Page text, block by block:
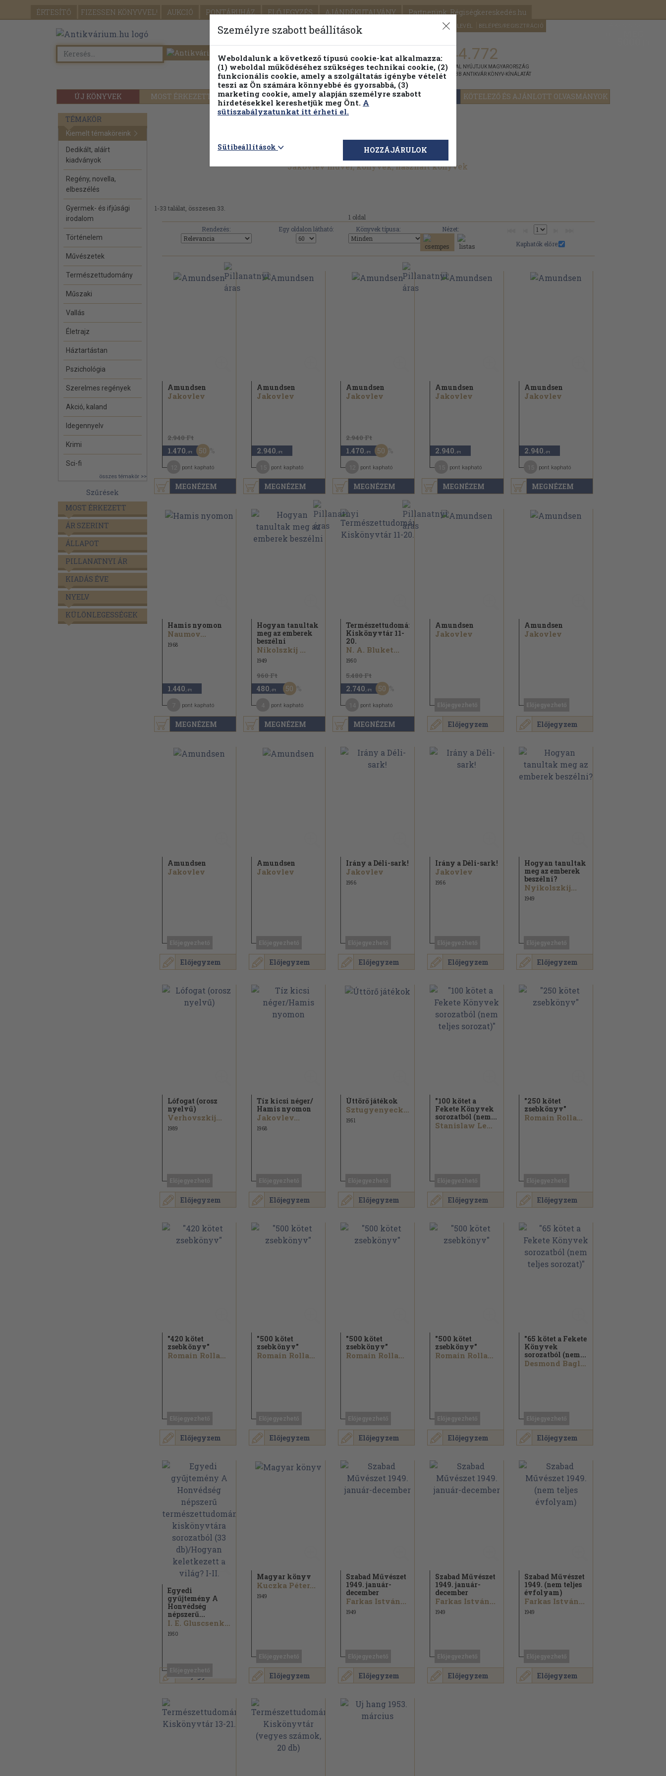
ÉRTESÍTŐ FIZESSEN KÖNYVVEL! AUKCIÓ PONTÁRUHÁZ ELŐJEGYZÉS AJÁNDÉKUTALVÁNY Partnerünk: Régiségkereskedés.hu
SEGÍTSÉG HÍRLEVÉL BELÉPÉS/REGISZTRÁCIÓ
ÚJ KÖNYVEK MOST ÉRKEZETT PILLANATNYI ÁRAINK FENNTARTHATÓ OLVASMÁNYOK KÖTELEZŐ ÉS AJÁNLOTT OLVASMÁNYOK
Részletes kereső Témaköri fa 1.144.772
KIADVÁNNYAL NYÚJTJUK MAGYARORSZÁG
LEGNAGYOBB ANTIKVÁR KÖNYV-KÍNÁLATÁT
TÉMAKÖR
Kiemelt témaköreink
Dedikált, aláírt
kiadványok
Regény, novella,
elbeszélés
Gyermek- és ifjúsági
irodalom
Történelem
Művészetek
Természettudomány
Műszaki
Vallás
Életrajz
Háztartástan
Pszichológia
Szerelmes regények
Akció, kaland
Idegennyelv
Krimi
Sci-fi
összes témakör >>
Szűrések
MOST ÉRKEZETT
ÁR SZERINT
ÁLLAPOT
PILLANATNYI ÁR
KIADÁS ÉVE
NYELV
KÜLÖNLEGESSÉGEK
Jakovlev művei, könyvek, használt könyvek
1-33 találat, összesen 33.
1 oldal
Rendezés:
Egy oldalon látható: Könyvek típusa:
Nézet:
Kaphatók előre:
MEGNÉZEM
Amundsen
Jakovlev
2.940 Ft
1.470 ,-Ft 50
pont kapható
MEGNÉZEM
Amundsen
Jakovlev
2.940 ,-Ft
pont kapható
MEGNÉZEM
Amundsen
Jakovlev
2.940 Ft
1.470 ,-Ft 50
pont kapható
MEGNÉZEM
Amundsen
Jakovlev
2.940 ,-Ft
pont kapható
MEGNÉZEM
Amundsen
Jakovlev
2.940 ,-Ft
pont kapható
MEGNÉZEM
Hamis nyomon
Naumov...
1968
1.440 ,-Ft
pont kapható
MEGNÉZEM
Hogyan tanultak
meg az emberek
beszélni
Nikolszkij ...
1949
960 Ft
480 ,-Ft 50
pont kapható
MEGNÉZEM
Természettudományos
Kiskönyvtár 11-
20.
N. A. Bluket...
1950
5.480 Ft
2.740 ,-Ft 50
pont kapható
Előjegyzem
Amundsen
Jakovlev
Előjegyzem
Amundsen
Jakovlev
Előjegyzem
Amundsen
Jakovlev
Előjegyzem
Amundsen
Jakovlev
Előjegyzem
Irány a Déli-sark!
Jakovlev
1956
Előjegyzem
Irány a Déli-sark!
Jakovlev
1956
Előjegyzem
Hogyan tanultak
meg az emberek
beszélni?
Nyikolszkij...
1949
Előjegyzem
Lófogat (orosz
nyelvű)
Verhovszkij...
1989
Előjegyzem
Tíz kicsi néger/
Hamis nyomon
Jakovlev...
1968
Előjegyzem
Úttörő játékok
Sztugyenyeckij...
1951
Előjegyzem
"100 kötet a
Fekete Könyvek
sorozatból (nem...
Stanislaw Lem...
Előjegyzem
"250 kötet
zsebkönyv"
Romain Rolland...
Előjegyzem
"420 kötet
zsebkönyv"
Romain Rolland...
Előjegyzem
"500 kötet
zsebkönyv"
Romain Rolland...
Előjegyzem
"500 kötet
zsebkönyv"
Romain Rolland...
Előjegyzem
"500 kötet
zsebkönyv"
Romain Rolland...
Előjegyzem
"65 kötet a Fekete
Könyvek
sorozatból (nem...
Desmond Bagley...
Egyedi
gyűjtemény A
Honvédség
népszerű...
I. E. Gluscsenko...
1950
Előjegyzem
Magyar könyv
Kuczka Péter...
1949
Előjegyzem
Szabad Művészet
1949. január-
december
Farkas István...
1949
Előjegyzem
Szabad Művészet
1949. január-
december
Farkas István...
1949
Előjegyzem
Szabad Művészet
1949. (nem teljes
évfolyam)
Farkas István...
1949
Személyre szabott beállítások
Weboldalunk a következő típusú cookie-kat alkalmazza:
(1) weboldal működéséhez szükséges technikai cookie, (2)
funkcionális cookie, amely a szolgáltatás igénybe vételét
teszi az Ön számára könnyebbé és gyorsabbá, (3)
marketing cookie, amely alapján személyre szabott
hirdetésekkel kereshetjük meg Önt. A
sütiszabályzatunkat itt érheti el.
Sütibeállítások HOZZÁJÁRULOK